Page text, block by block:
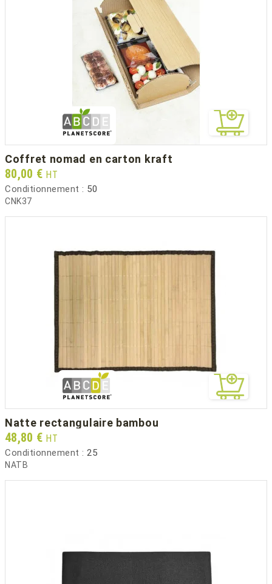
coffret nomad en carton kraft
Prix
80,00 € HT
Conditionnement : 50
CNK37
natte rectangulaire bambou
Prix
48,80 € HT
Conditionnement : 25
NATB